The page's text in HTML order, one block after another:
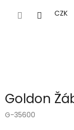
CZK
Goldon
G-35600